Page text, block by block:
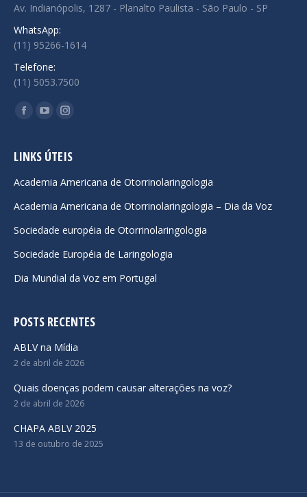
Av. Indianópolis, 1287 - Planalto Paulista - São Paulo - SP
WhatsApp:
(11) 95266-1614
Telefone:
(11) 5053.7500
Encontre-nos em:
Facebook
opens
new
window
YouTube
opens
new
window
Instagram
opens
new
window
LINKS ÚTEIS
Academia Americana de Otorrinolaringologia
Academia Americana de Otorrinolaringologia – Dia da Voz
Sociedade européia de Otorrinolaringologia
Sociedade Européia de Laringologia
Dia Mundial da Voz em Portugal
POSTS RECENTES
ABLV na Mídia
2 de abril de 2026
Quais doenças podem causar alterações na voz?
2 de abril de 2026
CHAPA ABLV 2025
13 de outubro de 2025